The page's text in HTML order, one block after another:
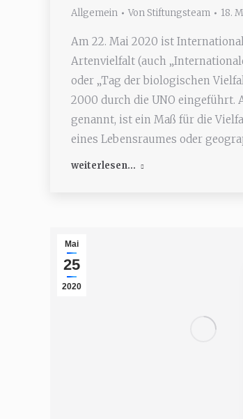
Allgemein Von Stiftungsteam 18.
Am 22. Mai 2020 ist
Artenvielfalt (auch
oder „Tag der biologischen
2000 durch die UNO
genannt, ist ein Maß für die
eines Lebensraumes oder
weiterlesen...
Mai
25
2020